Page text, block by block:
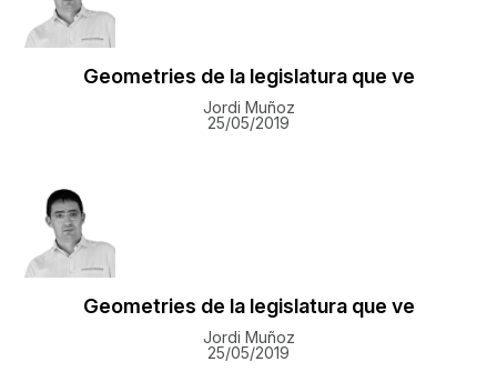
Geometries de la legislatura que ve
Jordi Muñoz
25/05/2019
Geometries de la legislatura que ve
Jordi Muñoz
25/05/2019